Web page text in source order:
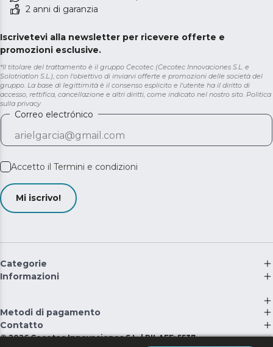
2 anni di garanzia
Iscrivetevi alla newsletter per ricevere offerte e
promozioni esclusive.
*Il titolare del trattamento è il gruppo Cecotec (Cecotec Innovaciones S.L. e
Solotriatlon S.L.), con l'obiettivo di inviarvi offerte e promozioni delle società del
gruppo. La base di legittimità è il consenso esplicito e l'utente ha il diritto di
accesso, rettifica, cancellazione e altri diritti, come indicato nel nostro sito. Politica
sulla privacy
Correo electrónico
Accetto il Termini e condizioni
Mi iscrivo!
Categorie
Informazioni
Metodi di pagamento
Contatto
©2026 Cecotec Innovaciones S.L. | RII-AEE: 5537